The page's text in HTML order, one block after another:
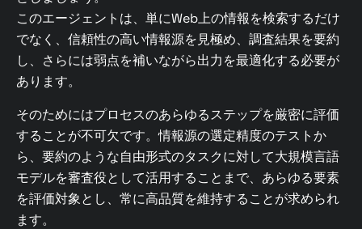
このエージェントは、単にWeb上の情報を検索するだけ
でなく、信頼性の高い情報源を見極め、調査結果を要約
し、さらには弱点を補いながら出力を最適化する必要が
あります。
そのためにはプロセスのあらゆるステップを厳密に評価
することが不可欠です。情報源の選定精度のテストか
ら、要約のような自由形式のタスクに対して大規模言語
モデルを審査役として活用することまで、あらゆる要素
を評価対象とし、常に高品質を維持することが求められ
ます。